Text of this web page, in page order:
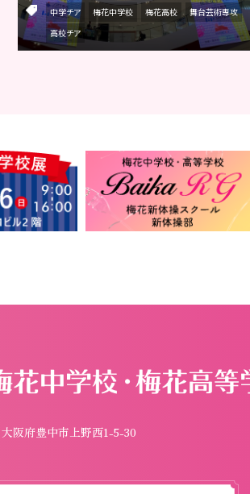
中学チア 梅花中学校 梅花高校
舞台芸術専攻
高校チア
阪府豊中市上野西1-5-30